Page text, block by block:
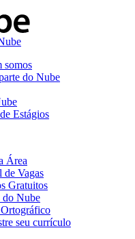
somos
do Nube
Estágios
Área
de Vagas
Gratuitos
do Nube
Ortográfico
seu currículo